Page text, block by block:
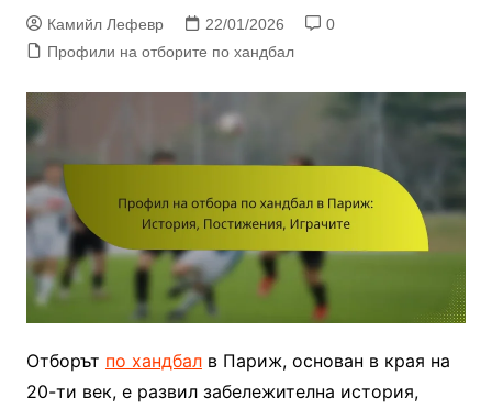
Камийл Лефевр 22/01/2026
0
Профили на отборите по хандбал
Отборът по хандбалв Париж, основан в края на
20-ти век, е развил забележителна история,